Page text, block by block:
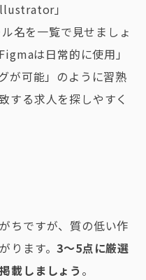
」
名を一覧で見せましょ
は日常的に使用」
が可能」のように習熟
する求人を探しやすく
ちですが、質の低い作
ります。3〜5点に厳選
載しましょう 。